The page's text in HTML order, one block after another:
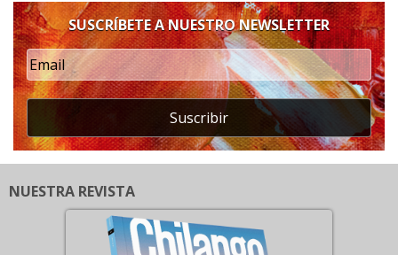
SUSCRÍBETE A NUESTRO NEWSLETTER
Suscribir
NUESTRA REVISTA